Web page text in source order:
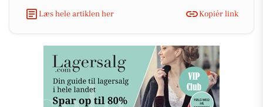
Læs hele artiklen her
Kopiér link